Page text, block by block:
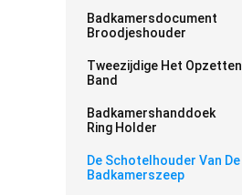
Badkamersdocument
Broodjeshouder
Tweezijdige Het Opzetten
Band
Badkamershanddoek
Ring Holder
De Schotelhouder Van De
Badkamerszeep